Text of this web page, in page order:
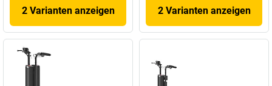
2 Varianten anzeigen 2 Varianten anzeigen